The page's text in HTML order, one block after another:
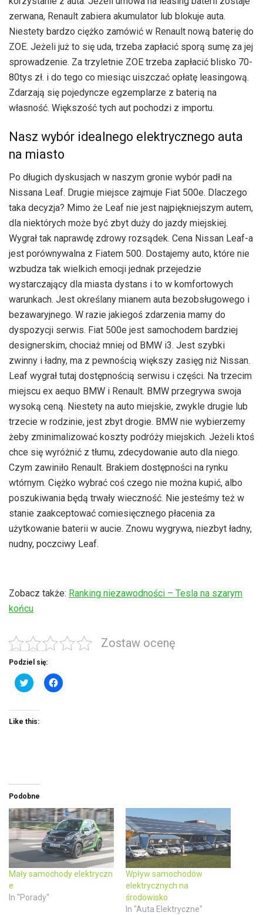
zerwana, Renault zabiera akumulator lub blokuje auta.
Niestety bardzo ciężko zamówić w Renault nową baterię do
ZOE. Jeżeli już to się uda, trzeba zapłacić sporą sumę za jej
sprowadzenie. Za trzyletnie ZOE trzeba zapłacić blisko 70-
80tys zł. i do tego co miesiąc uiszczać opłatę leasingową.
Zdarzają się pojedyncze egzemplarze z baterią na
własność. Większość tych aut pochodzi z importu.
Nasz wybór idealnego elektrycznego auta
na miasto
Po długich dyskusjach w naszym gronie wybór padł na
Nissana Leaf. Drugie miejsce zajmuje Fiat 500e. Dlaczego
taka decyzja? Mimo że Leaf nie jest najpiękniejszym autem,
dla niektórych może być zbyt duży do jazdy miejskiej.
Wygrał tak naprawdę zdrowy rozsądek. Cena Nissan Leaf-a
jest porównywalna z Fiatem 500. Dostajemy auto, które nie
wzbudza tak wielkich emocji jednak przejedzie
wystarczający dla miasta dystans i to w komfortowych
warunkach. Jest określany mianem auta bezobsługowego i
bezawaryjnego. W razie jakiegoś zdarzenia mamy do
dyspozycji serwis. Fiat 500e jest samochodem bardziej
designerskim, chociaż mniej od BMW i3. Jest szybki
zwinny i ładny, ma z pewnością większy zasięg niż Nissan.
Leaf wygrał tutaj dostępnością serwisu i części. Na trzecim
miejscu ex aequo BMW i Renault. BMW przegrywa swoja
wysoką ceną. Niestety na auto miejskie, zwykle drugie lub
trzecie w rodzinie, jest zbyt drogie. BMW nie wybierzemy
żeby zminimalizować koszty podróży miejskich. Jeżeli ktoś
chce się wyróżnić z tłumu, zdecydowanie auto dla niego.
Czym zawiniło Renault. Brakiem dostępności na rynku
wtórnym. Ciężko wybrać coś czego nie można kupić, albo
poszukiwania będą trwały wieczność. Nie jesteśmy też w
stanie zaakceptować comiesięcznego płacenia za
użytkowanie baterii w aucie. Znowu wygrywa, niezbyt ładny,
nudny, poczciwy Leaf.
Zobacz także: Ranking niezawodności – Tesla na szarym
końcu
Zostaw ocenę
Podziel się:
C
l
k
t
o
T
w
t
t
e
r
(
O
e
n
s
n
n
C
l
e
b
o
o
k
(
O
p
e
n
Like this:
Podobne
Mały samochody elektryczn
e
In "Porady"
Wpływ samochodów
elektrycznych na
środowisko
In "Auta Elektryczne"